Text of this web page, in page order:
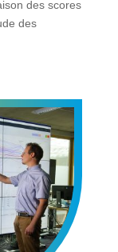
des scores
des